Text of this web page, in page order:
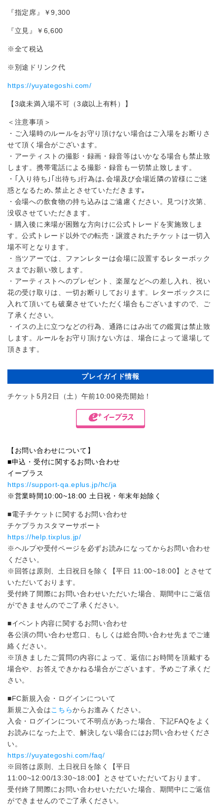
『指定席』 ￥9,300
『⽴⾒』 ￥6,600
※全て税込
※別途ドリンク代
https://yuyategoshi.com/
【3歳未満⼊場不可（3歳以上有料）】
＜注意事項＞
・ご入場時のルールをお守り頂けない場合はご入場をお断りさ
せて頂く場合がございます。
・アーティストの撮影・録画・録音等はいかなる場合も禁止致
します。携帯電話による撮影・録音も一切禁止致します。
・｢入り待ち｣｢出待ち｣行為は､会場及び会場近隣の皆様にご迷
惑となるため､禁止とさせていただきます｡
・会場への飲食物の持ち込みはご遠慮ください。見つけ次第、
没収させていただきます。
・購入後に来場が困難な方向けに公式トレードを実施致しま
す。公式トレード以外での転売・譲渡されたチケットは一切入
場不可となります。
・当ツアーでは、ファンレターは会場に設置するレターボック
スまでお願い致します。
・アーティストへのプレゼント、楽屋などへの差し入れ、祝い
花の受け取りは、一切お断りしております。レターボックスに
入れて頂いても破棄させていただく場合もございますので、ご
了承ください。
・イスの上に立つなどの行為、通路にはみ出ての鑑賞は禁止致
します。ルールをお守り頂けない方は、場合によって退場して
頂きます。
プレイガイド情報
チケット5月2日（土）午前10:00発売開始！
【お問い合わせについて】
■申込・受付に関するお問い合わせ
イープラス
https://support-qa.eplus.jp/hc/ja
※営業時間10:00~18:00 土日祝・年末年始除く
■電子チケットに関するお問い合わせ
チケプラカスタマーサポート
https://help.tixplus.jp/
※ヘルプや受付ページを必ずお読みになってからお問い合わせ
ください。
※回答は原則、土日祝日を除く【平日 11:00~18:00】とさせて
いただいております。
受付終了間際にお問い合わせいただいた場合、期間中にご返信
ができませんのでご了承ください。
■イベント内容に関するお問い合わせ
各公演の問い合わせ窓口、もしくは総合問い合わせ先までご連
絡ください。
※頂きましたご質問の内容によって、返信にお時間を頂戴する
場合や、お答えできかねる場合がございます。予めご了承くだ
さい。
■FC新規入会・ログインについて
新規ご入会はこちらからお進みください。
入会・ログインについて不明点があった場合、下記FAQをよく
お読みになった上で、解決しない場合にはお問い合わせくださ
い。
https://yuyategoshi.com/faq/
※回答は原則、土日祝日を除く【平日
11:00~12:00/13:30~18:00】とさせていただいております。
受付終了間際にお問い合わせいただいた場合、期間中にご返信
ができませんのでご了承ください。